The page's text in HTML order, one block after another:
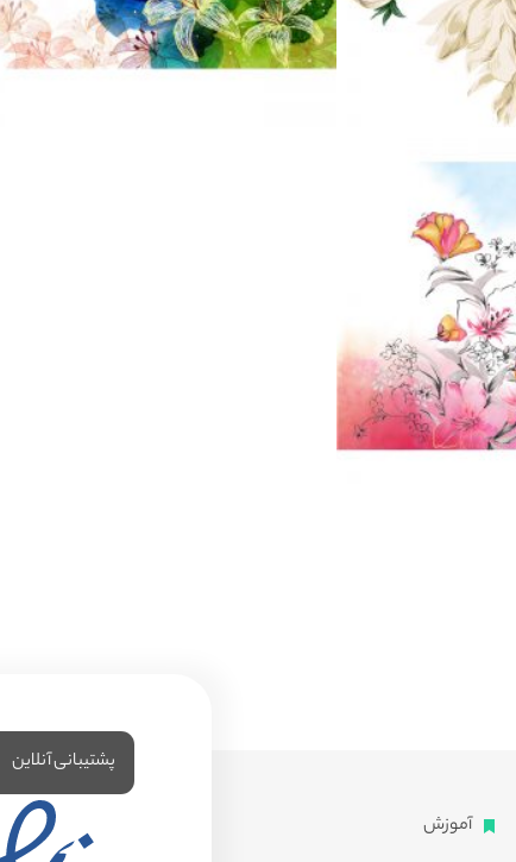
آموزش
پشتیبانی آنلاین